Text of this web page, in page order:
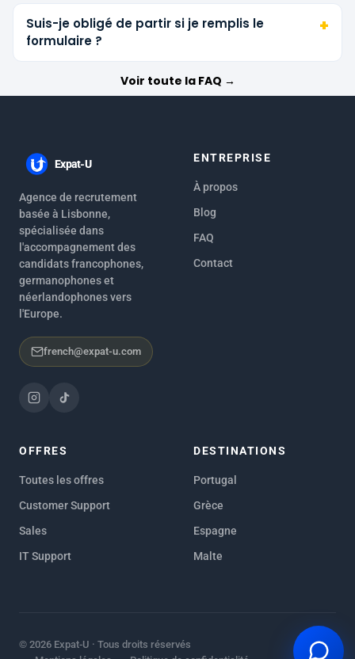
Suis-je obligé de partir si je remplis le
formulaire ?
Voir toute la FAQ →
Expat-U
Agence de recrutement
basée à Lisbonne,
spécialisée dans
l'accompagnement des
candidats francophones,
germanophones et
néerlandophones vers
l'Europe.
french@expat-u.com
ENTREPRISE
À propos
Blog
FAQ
Contact
OFFRES
Toutes les offres
Customer Support
Sales
IT Support
DESTINATIONS
Portugal
Grèce
Espagne
Malte
© 2026 Expat-U · Tous droits réservés